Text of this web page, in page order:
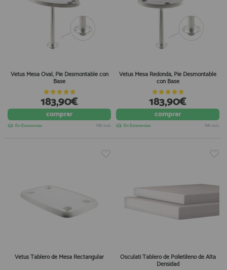
Vetus Mesa Oval, Pie Desmontable con
Base
183,90€
comprar
En Existencias IVA incl.
Vetus Mesa Redonda, Pie Desmontable
con Base
183,90€
comprar
En Existencias IVA incl.
Vetus Tablero de Mesa Rectangular Osculati Tablero de Polietileno de Alta
Densidad